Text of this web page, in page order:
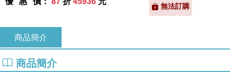
無法訂購
商品簡介
商品簡介